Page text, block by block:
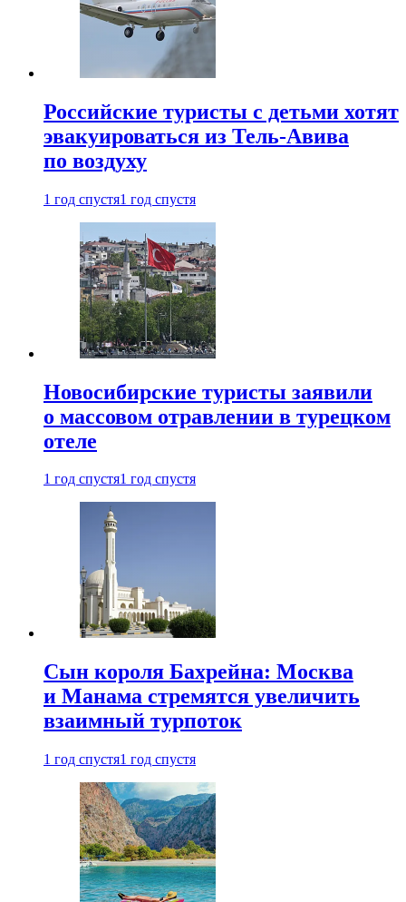
Российские туристы с детьми хотят
эвакуироваться из Тель-Авива
по воздуху
1 год спустя1 год спустя
Новосибирские туристы заявили
о массовом отравлении в турецком
отеле
1 год спустя1 год спустя
Сын короля Бахрейна: Москва
и Манама стремятся увеличить
взаимный турпоток
1 год спустя1 год спустя